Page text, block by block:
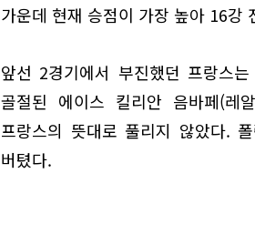
가운데 현재 승점이 가장 높아 16강
앞선 2경기에서 부진했던 프랑스
골절된 에이스 킬리안 음바페(레
프랑스의 뜻대로 풀리지 않았다.
버텼다.